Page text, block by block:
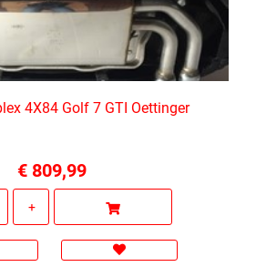
4X84 Golf 7 GTI Oettinger
€ 809,99